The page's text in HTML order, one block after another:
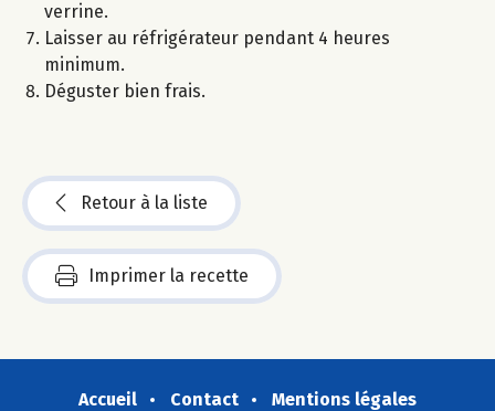
verrine.
Laisser au réfrigérateur pendant 4 heures
minimum.
Déguster bien frais.
Retour à la liste
Imprimer la recette
Accueil Contact
Mentions légales